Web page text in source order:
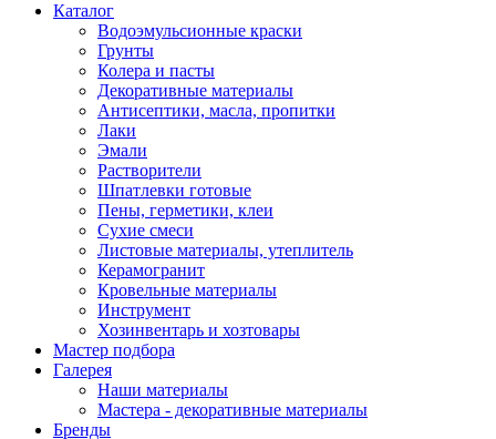
Каталог
Водоэмульсионные краски
Грунты
Колера и пасты
Декоративные материалы
Антисептики, масла, пропитки
Лаки
Эмали
Растворители
Шпатлевки готовые
Пены, герметики, клеи
Сухие смеси
Листовые материалы, утеплитель
Керамогранит
Кровельные материалы
Инструмент
Хозинвентарь и хозтовары
Мастер подбора
Галерея
Наши материалы
Мастера - декоративные материалы
Бренды